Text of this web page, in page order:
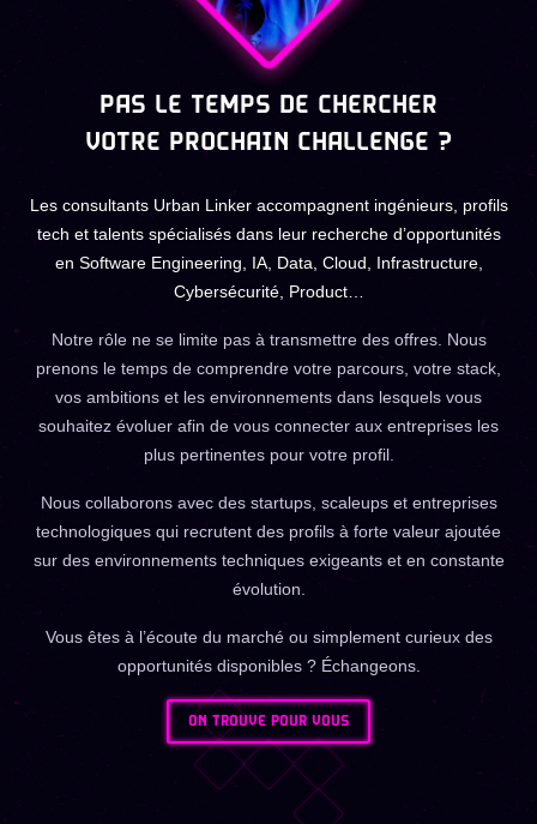
PAS LE TEMPS DE CHERCHER
VOTRE PROCHAIN CHALLENGE ?
Les consultants Urban Linker accompagnent ingénieurs, profils
tech et talents spécialisés dans leur recherche d’opportunités
en Software Engineering, IA, Data, Cloud, Infrastructure,
Cybersécurité, Product…
Notre rôle ne se limite pas à transmettre des offres. Nous
prenons le temps de comprendre votre parcours, votre stack,
vos ambitions et les environnements dans lesquels vous
souhaitez évoluer afin de vous connecter aux entreprises les
plus pertinentes pour votre profil.
Nous collaborons avec des startups, scaleups et entreprises
technologiques qui recrutent des profils à forte valeur ajoutée
sur des environnements techniques exigeants et en constante
évolution.
Vous êtes à l’écoute du marché ou simplement curieux des
opportunités disponibles ? Échangeons.
ON TROUVE POUR VOUS